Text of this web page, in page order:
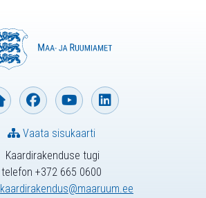
Kaardirakenduse tugi
telefon +372 665 0600
kaardirakendus@maaruum.ee
Vaata sisukaarti